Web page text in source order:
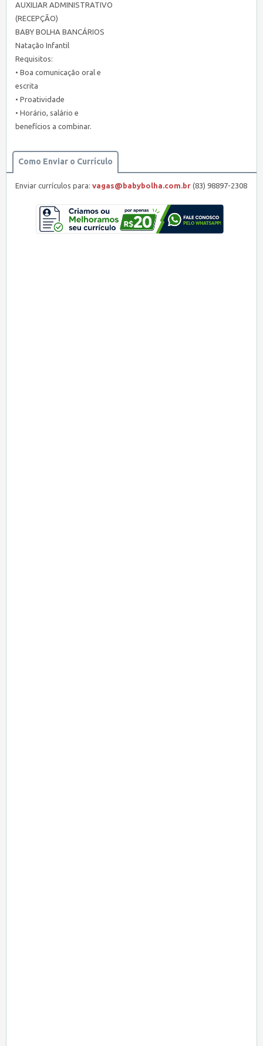
AUXILIAR ADMINISTRATIVO
(RECEPÇÃO)
BABY BOLHA BANCÁRIOS
Natação Infantil
Requisitos:
• Boa comunicação oral e
escrita
• Proatividade
• Horário, salário e
benefícios a combinar.
Como Enviar o Currículo
Enviar currículos para: vagas@babybolha.com.br (83) 98897-2308